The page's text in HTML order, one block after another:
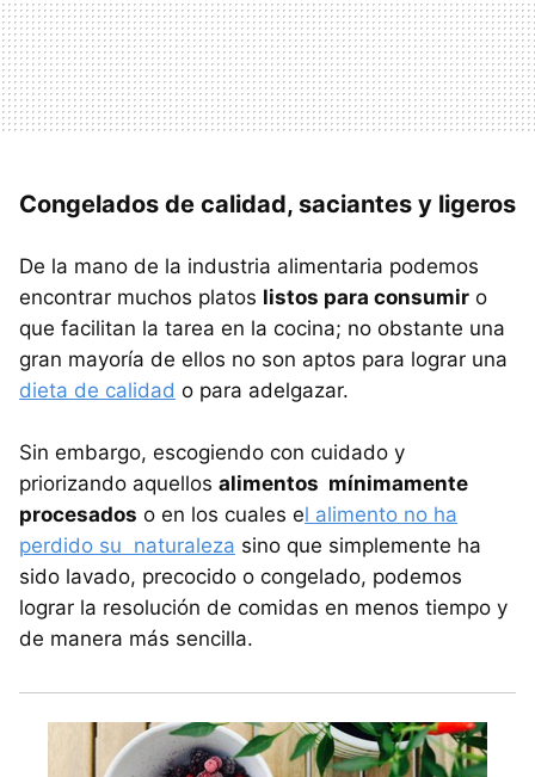
Congelados de calidad, saciantes y ligeros
De la mano de la industria alimentaria podemos
encontrar muchos platos listos para consumir o
que facilitan la tarea en la cocina; no obstante una
gran mayoría de ellos no son aptos para lograr una
dieta de calidad o para adelgazar.
Sin embargo, escogiendo con cuidado y
priorizando aquellos alimentos mínimamente
procesados o en los cuales el alimento no ha
perdido su naturaleza sino que simplemente ha
sido lavado, precocido o congelado, podemos
lograr la resolución de comidas en menos tiempo y
de manera más sencilla.